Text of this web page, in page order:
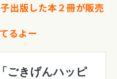
出版した本２冊が販売
るよー